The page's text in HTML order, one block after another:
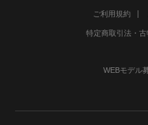
ご利用規約
特定商取引法・
WEBモデル